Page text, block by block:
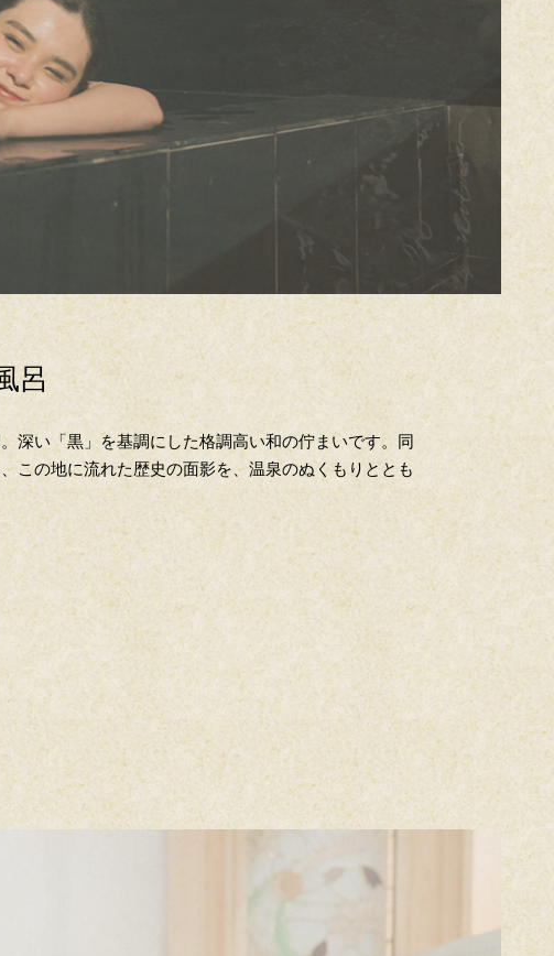
呂
深い「黒」を基調にした格調高い和の佇まいです。同
この地に流れた歴史の面影を、温泉のぬくもりととも